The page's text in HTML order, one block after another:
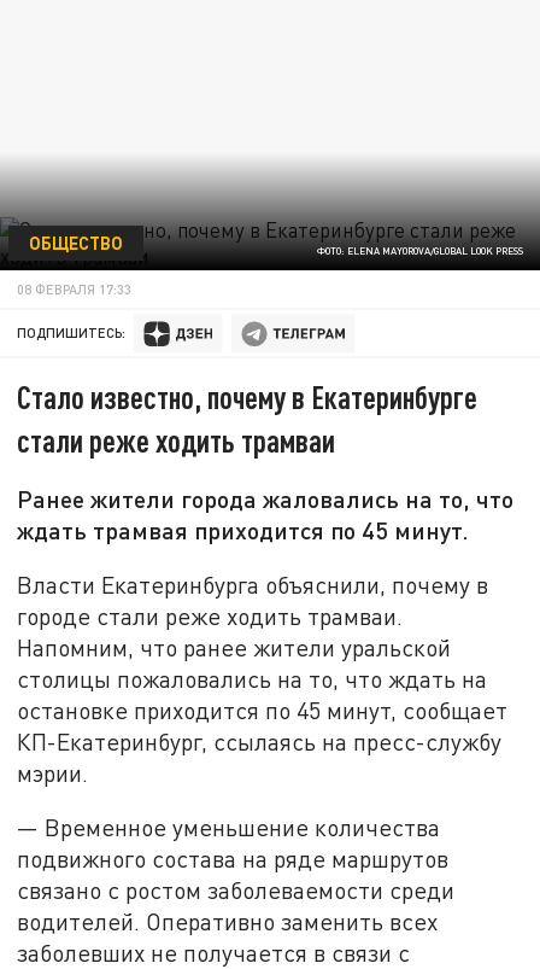
ФОТО: ELENA MAYOROVA/GLOBAL LOOK PRESS
ОБЩЕСТВО
08 ФЕВРАЛЯ 17:33
ПОДПИШИТЕСЬ:
Стало известно, почему в Екатеринбурге
стали реже ходить трамваи
Ранее жители города жаловались на то, что
ждать трамвая приходится по 45 минут.
Власти Екатеринбурга объяснили, почему в
городе стали реже ходить трамваи.
Напомним, что ранее жители уральской
столицы пожаловались на то, что ждать на
остановке приходится по 45 минут, сообщает
КП-Екатеринбург, ссылаясь на пресс-службу
мэрии.
— Временное уменьшение количества
подвижного состава на ряде маршрутов
связано с ростом заболеваемости среди
водителей. Оперативно заменить всех
заболевших не получается в связи с